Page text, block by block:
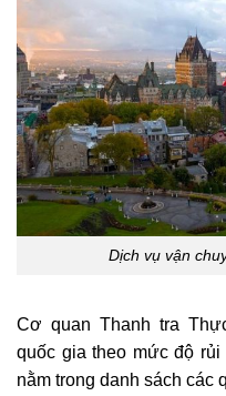
Dịch vụ vận
Cơ quan Thanh tra
quốc gia theo mức độ
nằm trong danh sách các